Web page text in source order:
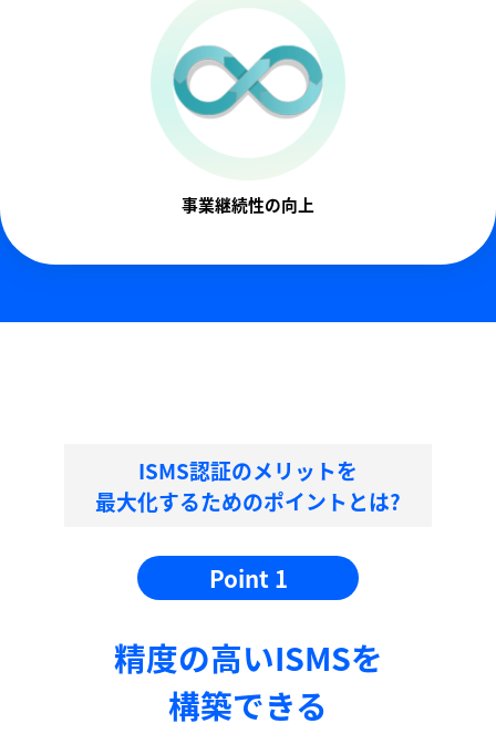
事業継続性の向上
ISMS認証のメリットを
最大化するためのポイントとは?
Point 1
精度の⾼いISMSを
構築できる